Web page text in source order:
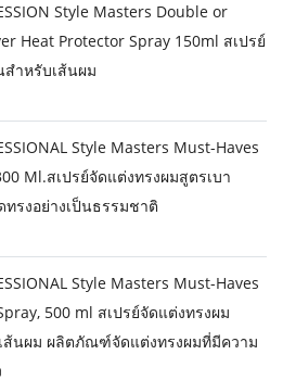
Style Masters Double or
Heat Protector Spray 150ml สเปรย์
ำหรับเส้นผม
Style Masters Must-Haves
Ml.สเปรย์จัดแต่งทรงผมสูตรเบา
ทรงอย่างเป็นธรรมชาติ
Style Masters Must-Haves
500 ml สเปรย์จัดแต่งทรงผม
ส้นผม ผลิตภัณฑ์จัดแต่งทรงผมที่มีความ